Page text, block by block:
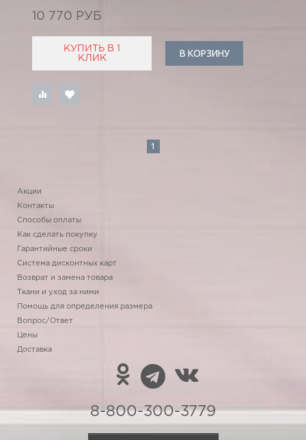
10 770 РУБ
КУПИТЬ В 1
КЛИК
В КОРЗИНУ
1
Акции
Контакты
Способы оплаты
Как сделать покупку
Гарантийные сроки
Система дисконтных карт
Возврат и замена товара
Ткани и уход за ними
Помощь для определения размера
Вопрос/Ответ
Цены
Доставка
8-800-300-3779